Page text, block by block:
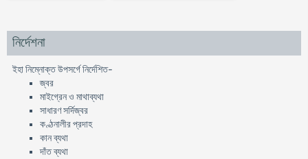
নির্দেশনা
ইহা নিম্নোক্ত উপসর্গে নির্দেশিত-
জ্বর
মাইগ্রেন ও মাথাব্যথা
সাধারণ সর্দিজ্বর
কণ্ঠনালীর প্রদাহ
কান ব্যথা
দাঁত ব্যথা